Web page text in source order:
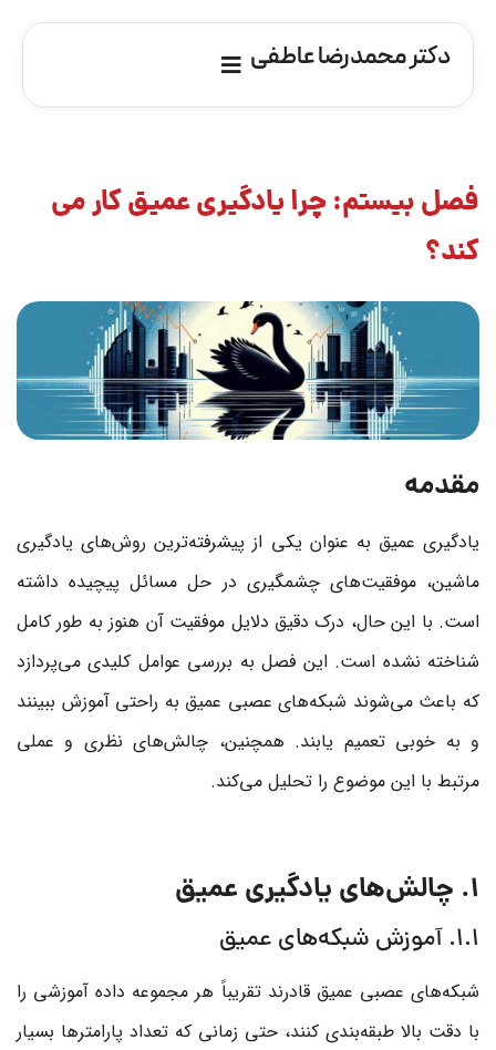
دکتر محمدرضا عاطفی
فصل بیستم: چرا یادگیری عمیق کار می
کند؟
مقدمه
یادگیری عمیق به عنوان یکی از پیشرفته‌ترین روش‌های یادگیری
ماشین، موفقیت‌های چشمگیری در حل مسائل پیچیده داشته
است. با این حال، درک دقیق دلایل موفقیت آن هنوز به طور کامل
شناخته نشده است. این فصل به بررسی عوامل کلیدی می‌پردازد
که باعث می‌شوند شبکه‌های عصبی عمیق به راحتی آموزش ببینند
و به خوبی تعمیم یابند. همچنین، چالش‌های نظری و عملی
مرتبط با این موضوع را تحلیل می‌کند.
1. چالش‌های یادگیری عمیق
1.1. آموزش شبکه‌های عمیق
شبکه‌های عصبی عمیق قادرند تقریباً هر مجموعه داده آموزشی را
با دقت بالا طبقه‌بندی کنند، حتی زمانی که تعداد پارامترها بسیار